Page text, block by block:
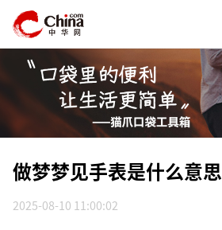
做梦梦见手表是什么意思
2025-08-10 11:00:02